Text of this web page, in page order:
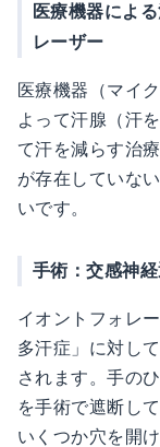
医療機器によ
レーザー
医療機器（マイ
よって汗腺（汗
て汗を減らす治
が存在していな
いです。
手術：交感神
イオントフォレ
多汗症」に対し
されます。手の
を手術で遮断し
いくつか穴を開